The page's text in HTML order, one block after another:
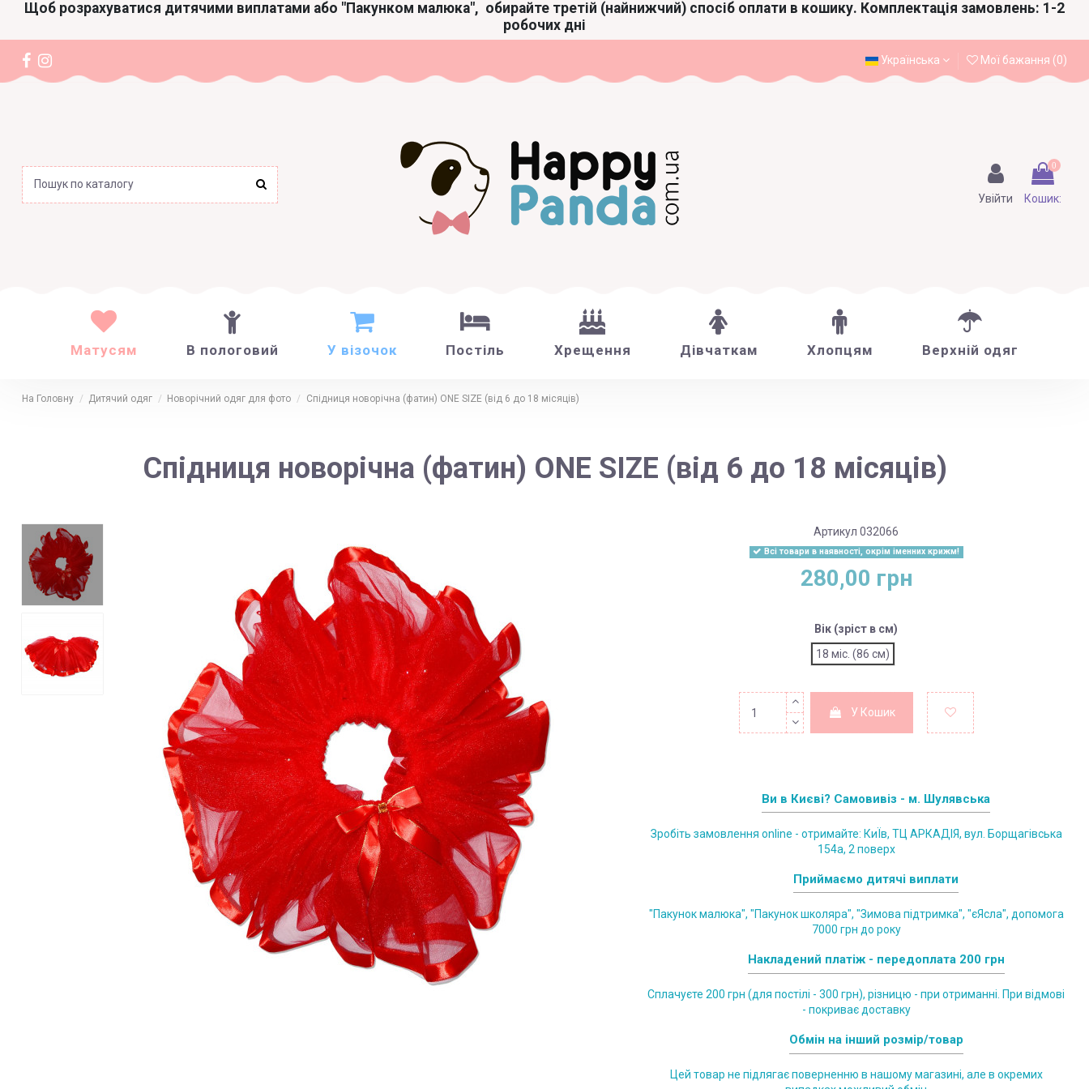
Щоб розрахуватися дитячими виплатами або "Пакунком малюка", обирайте третій (найнижчий) спосіб оплати в кошику. Комплектація замовлень: 1-2
робочих дні
Українська Мої бажання (0)
Увійти
0
Кошик:
Матусям В пологовий У візочок Постіль Хрещення Дівчаткам Хлопцям Верхній одяг
На Головну Дитячий одяг Новорічний одяг для фото Спідниця новорічна (фатин) ONE SIZE (від 6 до 18 місяців)
Спідниця новорічна (фатин) ONE SIZE (від 6 до 18 місяців)
Артикул 032066
Всі товари в наявності, окрім іменних крижм!
280,00 грн
Вік (зріст в см)
18 міс. (86 см)
У Кошик
Ви в Києві? Самовивіз - м. Шулявська
Зробіть замовлення online - отримайте: КиЇв, ТЦ АРКАДІЯ, вул. Борщагівська
154а, 2 поверх
Приймаємо дитячі виплати
"Пакунок малюка", "Пакунок школяра", "Зимова підтримка", "єЯсла", допомога
7000 грн до року
Накладений платіж - передоплата 200 грн
Сплачуєте 200 грн (для постілі - 300 грн), різницю - при отриманні. При відмові
- покриває доставку
Обмін на інший розмір/товар
Цей товар не підлягає поверненню в нашому магазині, але в окремих